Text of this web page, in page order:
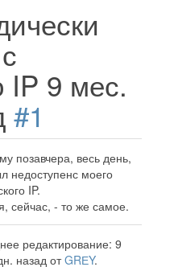
IP 9 мес.
#1
позавчера, весь день,
недоступенс моего
IP.
сейчас, - то же самое.
редактирование: 9
назад отGRЕY.